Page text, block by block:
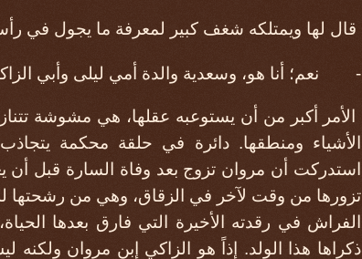
قال لها ويمتلكه شغف كبير لمعرفة ما يجول في
- نعم؛ أنا هو، وسعدية والدة أمي ليلى وأبي
الأمر أكبر من أن يستوعبه عقلها، هي مشوشة
الأشياء ومنطقها. دائرة في حلقة محكمة
استدركت أن مروان تزوج بعد وفاة السارة قبل أن
تزورها من وقت لآخر في الزقاق، وهي من رشحتها
الفراش في رقدته الأخيرة التي فارق بعدها
ذكراها هذا الولد. إذاً هو الزاكي إبن مروان